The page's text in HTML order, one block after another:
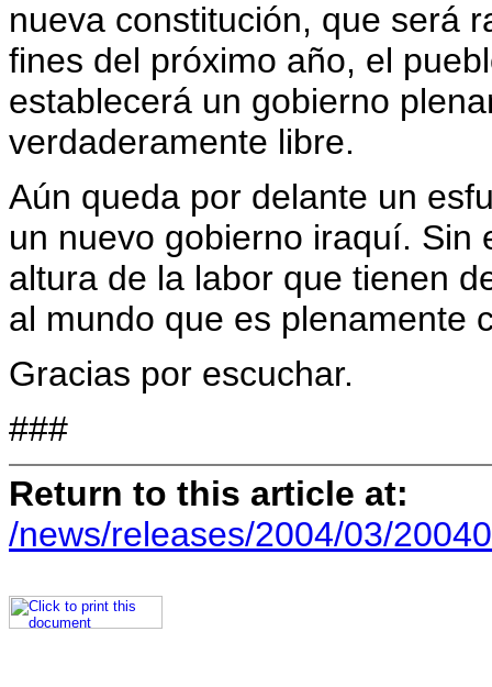
nueva constitución, que será
fines del próximo año, el
establecerá un gobierno
verdaderamente libre.
Aún queda por delante un
un nuevo gobierno iraquí. Sin
altura de la labor que tienen
al mundo que es plenamente
Gracias por escuchar.
###
Return to this article at:
/news/releases/2004/03/